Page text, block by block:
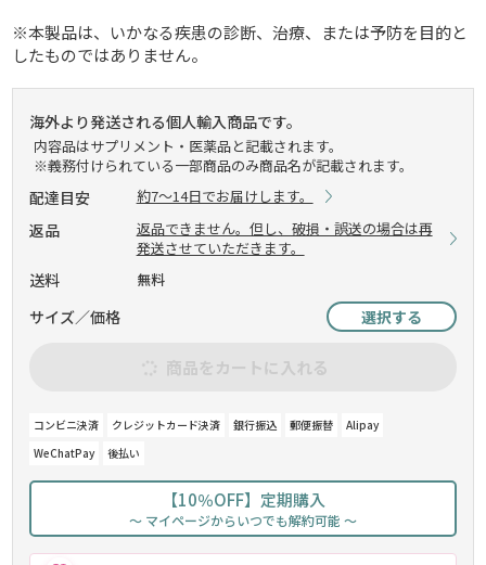
※本製品は、いかなる疾患の診断、治療、または予防を目的と
したものではありません。
海外より発送される個人輸入商品です。
内容品はサプリメント・医薬品と記載されます。
※義務付けられている一部商品のみ商品名が記載されます。
配達目安 約7～14日でお届けします。
返品
返品できません。但し、破損・誤送の場合は再
発送させていただきます。
送料 無料
サイズ／価格 選択する
商品をカートに入れる
コンビニ決済 クレジットカード決済 銀行振込 郵便振替
Alipay
WeChatPay
後払い
【10％OFF】定期購入
～ マイページからいつでも解約可能 ～